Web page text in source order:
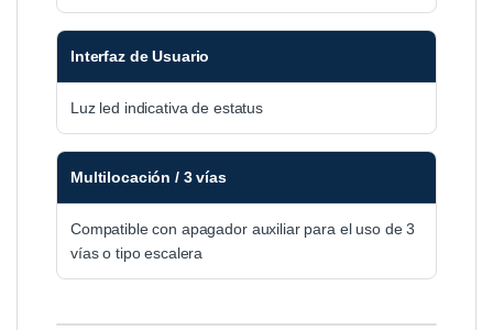
Interfaz de Usuario
Luz led indicativa de estatus
Multilocación / 3 vías
Compatible con apagador auxiliar para el uso de 3
vías o tipo escalera